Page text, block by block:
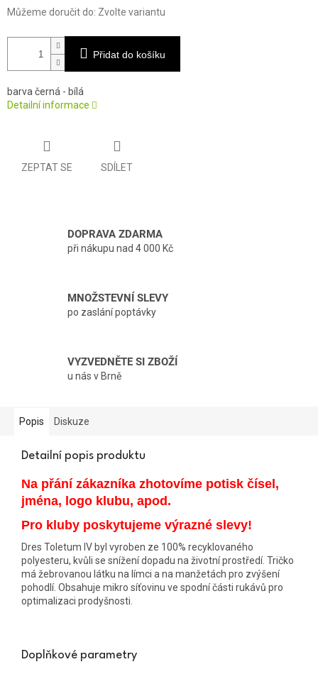
Můžeme doručit do: Zvolte variantu
Přidat do košíku
barva černá - bílá
Detailní informace
ZEPTAT SE SDÍLET
DOPRAVA ZDARMA
při nákupu nad 4 000 Kč
MNOŽSTEVNÍ SLEVY
po zaslání poptávky
VYZVEDNĚTE SI ZBOŽÍ
u nás v Brně
Popis Diskuze
Detailní popis produktu
Na přání zákazníka zhotovíme potisk čísel,
jména, logo klubu, apod.
Pro kluby poskytujeme výrazné slevy!
Dres Toletum IV byl vyroben ze 100% recyklovaného
polyesteru, kvůli se snížení dopadu na životní prostředí. Tričko
má žebrovanou látku na límci a na manžetách pro zvýšení
pohodlí. Obsahuje mikro síťovinu ve spodní části rukávů pro
optimalizaci prodyšnosti.
Doplňkové parametry